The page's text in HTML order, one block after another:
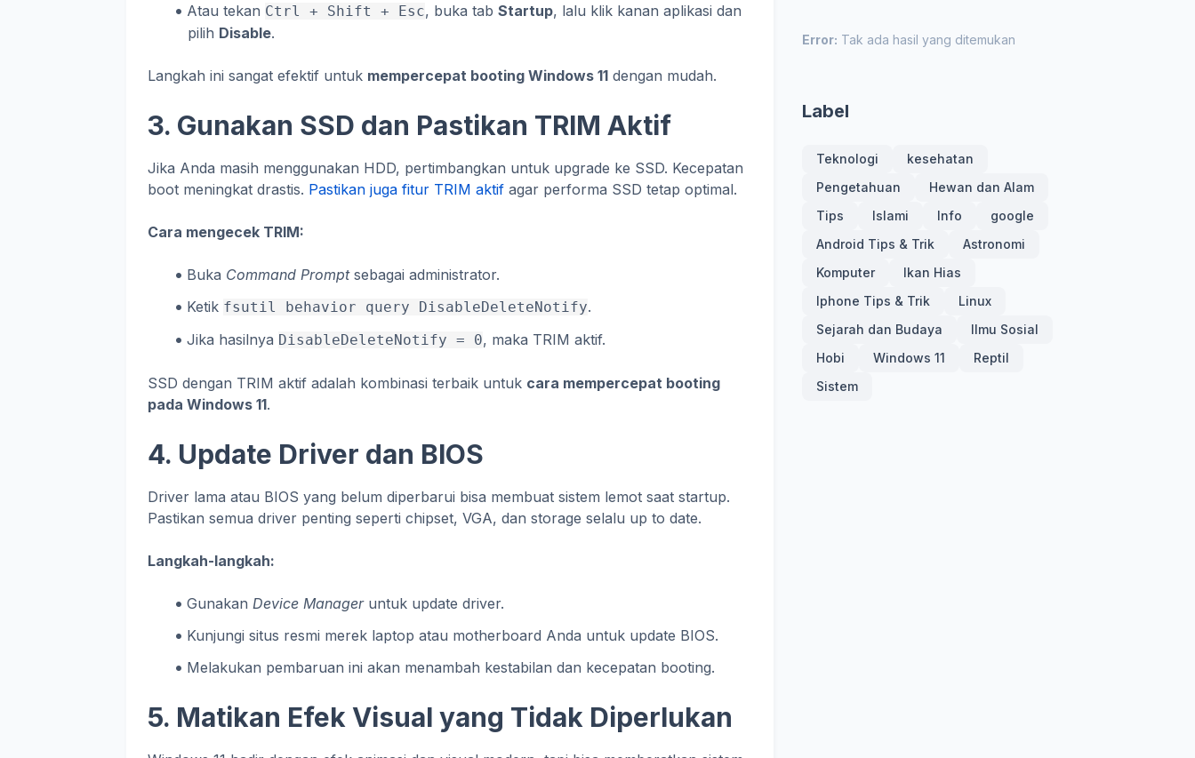
Atau tekan Ctrl + Shift + Esc, buka tabStartup, lalu klik kanan aplikasi dan
pilih Disable.
Langkah ini sangat efektif untuk mempercepat booting Windows 11 dengan mudah.
3. Gunakan SSD dan Pastikan TRIM Aktif
Jika Anda masih menggunakan HDD, pertimbangkan untuk upgrade ke SSD. Kecepatan
boot meningkat drastis. Pastikan juga fitur TRIM aktif agar performa SSD tetap optimal.
Cara mengecek TRIM:
Buka Command Promptsebagai administrator.
Ketik fsutil behavior query DisableDeleteNotify.
Jika hasilnya DisableDeleteNotify = 0, maka TRIM aktif.
SSD dengan TRIM aktif adalah kombinasi terbaik untuk cara mempercepat booting
pada Windows 11.
4. Update Driver dan BIOS
Driver lama atau BIOS yang belum diperbarui bisa membuat sistem lemot saat startup.
Pastikan semua driver penting seperti chipset, VGA, dan storage selalu up to date.
Langkah-langkah:
Gunakan Device Manageruntuk update driver.
Kunjungi situs resmi merek laptop atau motherboard Anda untuk update BIOS.
Melakukan pembaruan ini akan menambah kestabilan dan kecepatan booting.
5. Matikan Efek Visual yang Tidak Diperlukan
Error: Tak ada hasil yang ditemukan
Label
Teknologi
kesehatan
Pengetahuan
Hewan dan Alam
Tips
Islami Info
google
Android Tips & Trik
Astronomi
Komputer
Ikan Hias
Iphone Tips & Trik
Linux
Sejarah dan Budaya
Ilmu Sosial
Hobi
Windows 11
Reptil
Sistem